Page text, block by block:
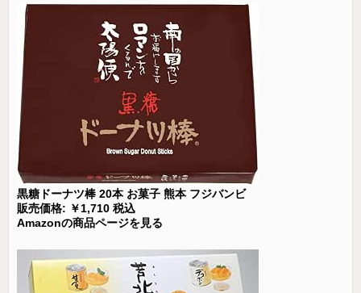
黒糖ドーナツ棒 20本 お菓子 熊本 フジバンビ
販売価格: ￥1,710 税込
Amazonの商品ページを見る